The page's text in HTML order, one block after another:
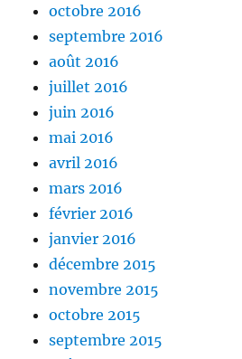
octobre 2016
septembre 2016
août 2016
juillet 2016
juin 2016
mai 2016
avril 2016
mars 2016
février 2016
janvier 2016
décembre 2015
novembre 2015
octobre 2015
septembre 2015